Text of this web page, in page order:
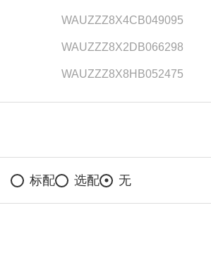
WAUZZZ8X4CB049095
WAUZZZ8X2DB066298
WAUZZZ8X8HB052475
标配 选配 无